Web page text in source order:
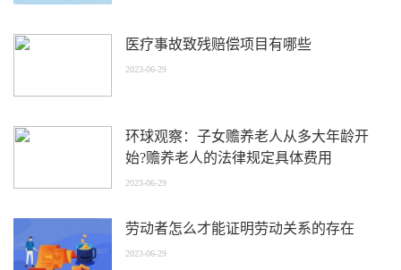
医疗事故致残赔偿项目有哪些
2023-06-29
环球观察：子女赡养老人从多大年龄开
始?赡养老人的法律规定具体费用
2023-06-29
劳动者怎么才能证明劳动关系的存在
2023-06-29